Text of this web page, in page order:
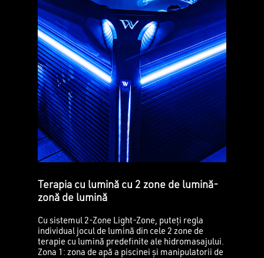
Terapia cu lumină cu 2 zone de lumină-
zonă de lumină
Cu sistemul 2-Zone Light-Zone, puteți regla
individual jocul de lumină din cele 2 zone de
terapie cu lumină predefinite ale hidromasajului.
Zona 1: zona de apă a piscinei și manipulatorii de